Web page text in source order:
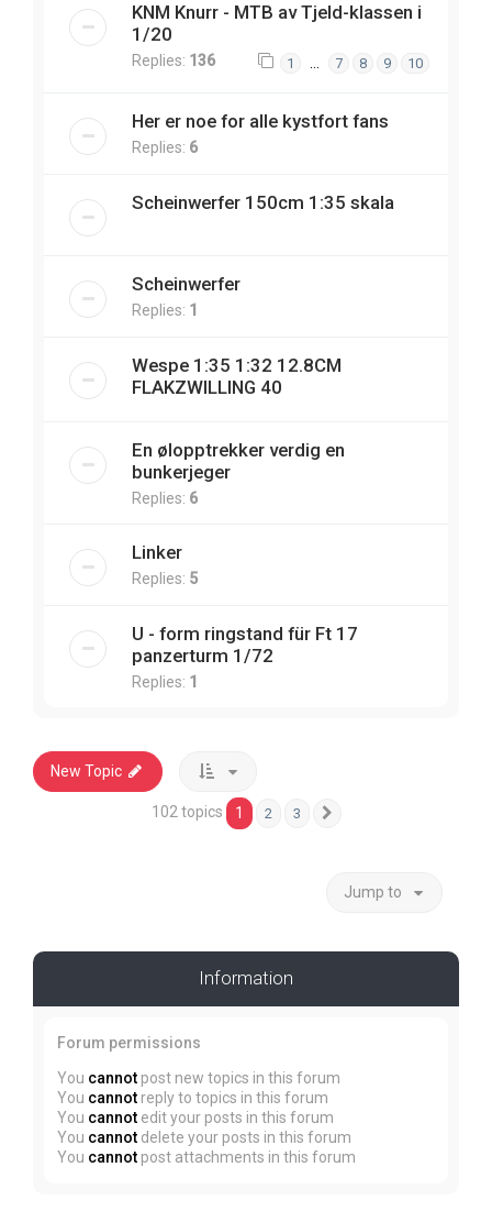
KNM Knurr - MTB av Tjeld-klassen i
1/20
Replies: 136 1 7 8 9 10
Her er noe for alle kystfort fans
Replies: 6
Scheinwerfer 150cm 1:35 skala
Scheinwerfer
Replies: 1
Wespe 1:35 1:32 12.8CM
FLAKZWILLING 40
En ølopptrekker verdig en
bunkerjeger
Replies: 6
Linker
Replies: 5
U - form ringstand für Ft 17
panzerturm 1/72
Replies: 1
New Topic
102 topics 1 2 3
Jump to
Information
Forum permissions
You cannot post new topics in this forum
You cannot reply to topics in this forum
You cannot edit your posts in this forum
You cannot delete your posts in this forum
You cannot post attachments in this forum